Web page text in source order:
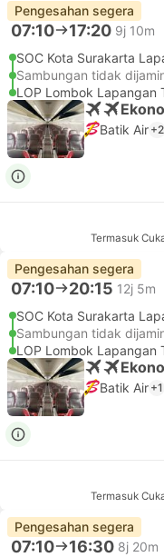
Pengesahan segera
07:10 17:20 9j 10m
SOC Kota Surakarta
LOP Lombok Lapangan
Batik Air +2
Termasuk
Pengesahan segera
07:10 20:15 12j 5m
SOC Kota Surakarta
LOP Lombok Lapangan
Batik Air +1
Termasuk
Pengesahan segera
07:10 16:30 8j 20m